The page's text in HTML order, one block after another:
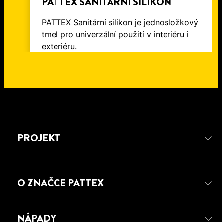
PATTEX Sanitární silikon je jednosložkový
tmel pro univerzální použití v interiéru i
exteriéru.
PROJEKT
O ZNAČCE PATTEX
NÁPADY